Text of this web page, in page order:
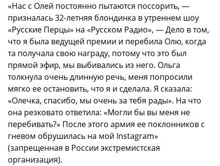
«Нас с Олей постоянно пытаются поссорить, —
призналась 32-летняя блондинка в утреннем шоу
«Русские Перцы» на «Русском Радио», — Дело в том,
что я была ведущей премии и перебила Олю, когда
та получала свою награду, потому что это был
прямой эфир, мы выбивались из него. Ольга
толкнула очень длинную речь, меня попросили
мягко ее остановить, что я и сделала. Я сказала:
«Олечка, спасибо, мы очень за тебя рады». На что
она резковато ответила: «Могли бы вы меня не
перебивать?» После этого армия ее поклонников с
гневом обрушилась на мой Instagram»
(запрещенная в России экстремистская
организация).